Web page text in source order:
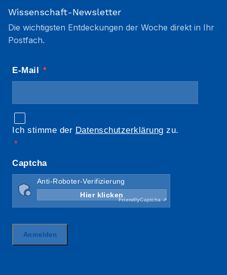
Wissenschaft-Newsletter
Die wichtigsten Entdeckungen der Woche direkt in Ihr
Postfach.